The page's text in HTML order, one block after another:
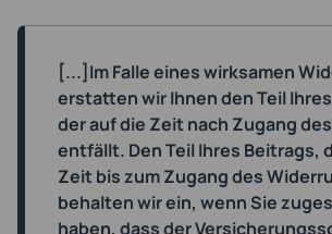
[...]Im Falle eines wirksamen
erstatten wir Ihnen den Teil
der auf die Zeit nach Zugang
entfällt. Den Teil Ihres Beitrags,
Zeit bis zum Zugang des
behalten wir ein, wenn Sie
haben, dass der